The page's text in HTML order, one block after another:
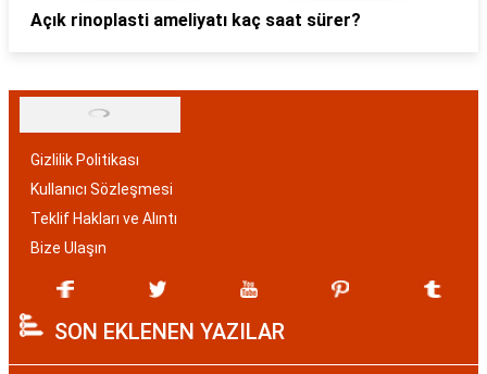
Açık rinoplasti ameliyatı kaç saat sürer?
Gizlilik Politikası
Kullanıcı Sözleşmesi
Teklif Hakları ve Alıntı
Bize Ulaşın
SON EKLENEN YAZILAR